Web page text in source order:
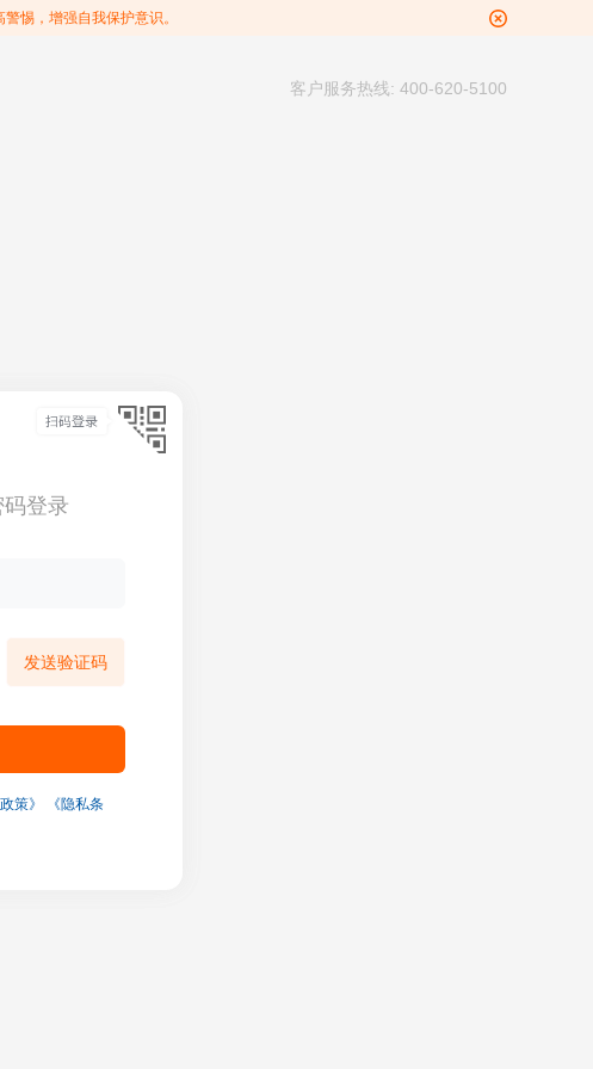
惕，增强自我保护意识。
客户服务热线: 400-620-5100
码登录
发送验证码
策》
《隐私条